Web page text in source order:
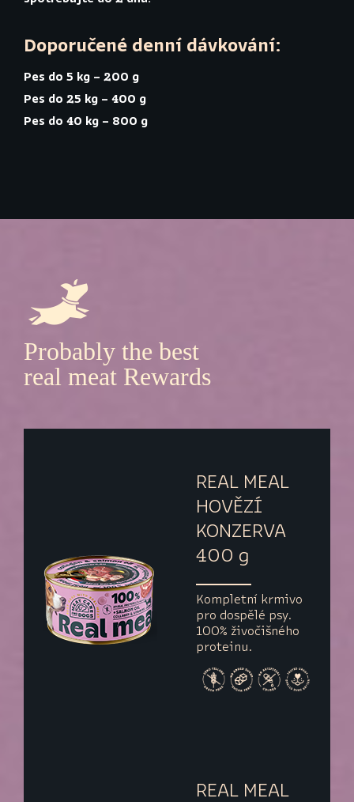
Doporučené denní dávkování:
Pes do 5 kg – 200 g
Pes do 25 kg – 400 g
Pes do 40 kg – 800 g
Probably the best
real meat Rewards
REAL MEAL
HOVĚZÍ
KONZERVA
400 g
Kompletní krmivo
pro dospělé psy.
100% živočišného
proteinu.
REAL MEAL